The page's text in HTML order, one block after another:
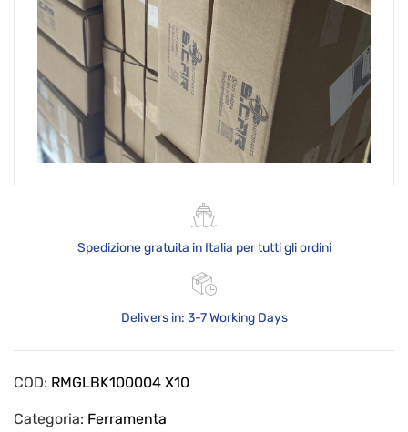
Spedizione gratuita in Italia per tutti gli ordini
Delivers in: 3-7 Working Days
COD: RMGLBK100004 X10
Categoria: Ferramenta